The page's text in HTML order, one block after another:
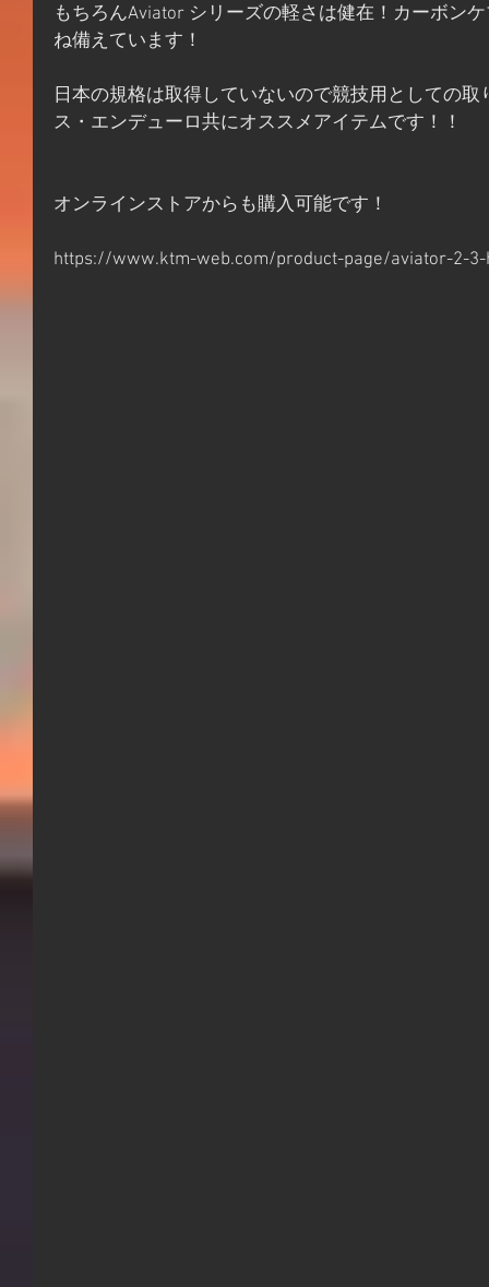
もちろんAviator シリーズの軽さは健在！カーボン
ね備えています！
日本の規格は取得していないので競技用としての
ス・エンデューロ共にオススメアイテムです！！
オンラインストアからも購入可能です！
https://www.ktm-web.com/product-page/aviator-2-